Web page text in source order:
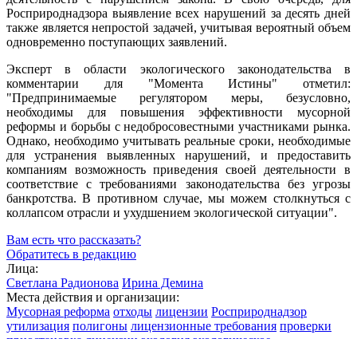
Росприроднадзора выявление всех нарушений за десять дней
также является непростой задачей, учитывая вероятный объем
одновременно поступающих заявлений.
Эксперт в области экологического законодательства в
комментарии для "Момента Истины" отметил:
"Предпринимаемые регулятором меры, безусловно,
необходимы для повышения эффективности мусорной
реформы и борьбы с недобросовестными участниками рынка.
Однако, необходимо учитывать реальные сроки, необходимые
для устранения выявленных нарушений, и предоставить
компаниям возможность приведения своей деятельности в
соответствие с требованиями законодательства без угрозы
банкротства. В противном случае, мы можем столкнуться с
коллапсом отрасли и ухудшением экологической ситуации".
Вам есть что рассказать?
Обратитесь в редакцию
Лица:
Светлана Радионова Ирина Демина
Места действия и организации:
Мусорная реформа отходы лицензии Росприроднадзор
утилизация полигоны лицензионные требования проверки